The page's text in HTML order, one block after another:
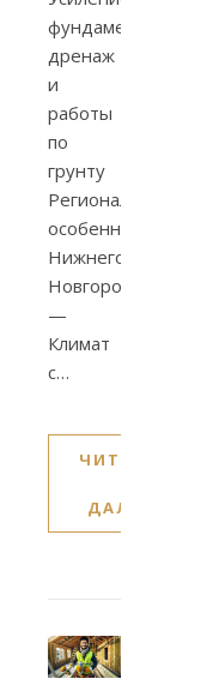
фундаментов,
дренаж
и
работы
по
грунту
Региональные
особенности
Нижнего
Новгорода
—
Климат
с…
ЧИТАТЬ
ДАЛЕЕ